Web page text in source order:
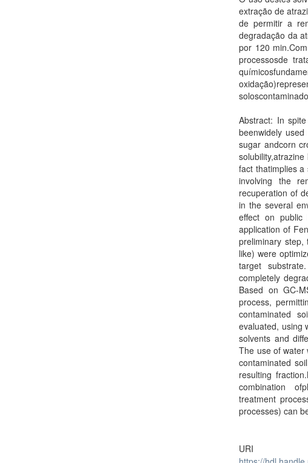
extração de
de permitir a
degradação da
por 120
processosde
Abstract: In
beenwidely
sugar andcorn
fact thatimplies
involving the
recuperation of
in the several
effect on public
application of
preliminary step,
like) were
target
completely
Based on GC-
process,
contaminated
evaluated, using
solvents and
The use of water
contaminated
resulting
combination
treatment
processes) can
URI